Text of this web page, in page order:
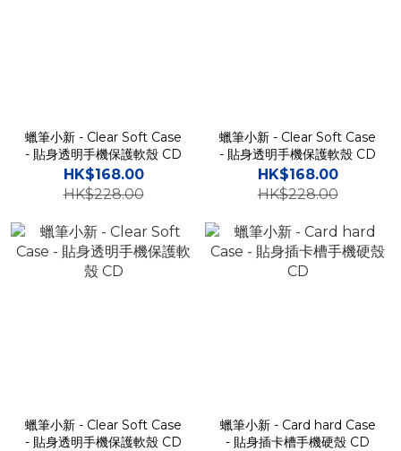
蠟筆小新 - Clear Soft Case
- 貼身透明手機保護軟殼 CD
HK$168.00
HK$228.00
蠟筆小新 - Clear Soft Case
- 貼身透明手機保護軟殼 CD
HK$168.00
HK$228.00
蠟筆小新 - Clear Soft Case
- 貼身透明手機保護軟殼 CD
蠟筆小新 - Card hard Case
- 貼身插卡槽手機硬殼 CD